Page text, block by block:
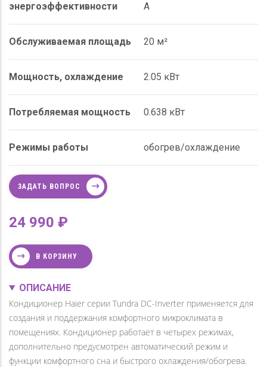
энергоэффективности
A
Обслуживаемая площадь 20 м²
Мощность, охлаждение 2.05 кВт
Потребляемая мощность 0.638 кВт
Режимы работы обогрев/охлаждение
ЗАДАТЬ ВОПРОС
24 990
В КОРЗИНУ
ОПИСАНИЕ
Кондиционер Haier серии Tundra DC-Inverter применяется для
создания и поддержания комфортного микроклимата в
помещениях. Кондиционер работает в четырех режимах,
дополнительно предусмотрен автоматический режим и
функции комфортного сна и быстрого охлаждения/обогрева.